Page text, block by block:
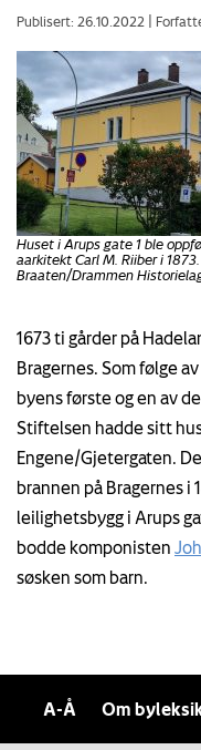
Publisert: 26.10.2022
Huset i Arups gate 1 ble
aarkitekt Carl M. Riiber i 1873.
Braaten/Drammen
1673 ti gårder på
Bragernes. Som følge
byens første og en av
Stiftelsen hadde sitt
Engene/Gjetergaten.
brannen på Bragernes i
leilighetsbygg i Arups
bodde komponisten
søsken som barn.
A-Å Om